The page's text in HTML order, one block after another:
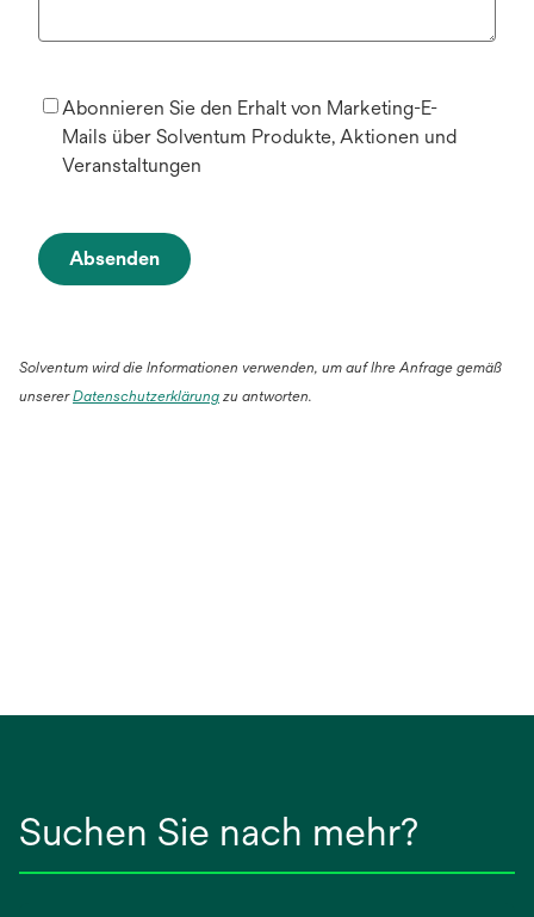
Abonnieren Sie den Erhalt von Marketing-E-
Mails über Solventum Produkte, Aktionen und
Veranstaltungen
Absenden
Solventum wird die Informationen verwenden, um auf Ihre Anfrage gemäß
unsererDatenschutzerklärung zu antworten.
Suchen Sie nach mehr?